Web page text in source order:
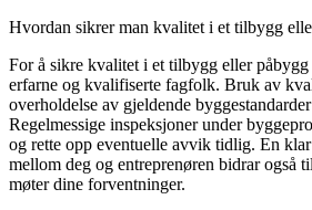
Hvordan sikrer man kvalitet i et tilbygg
For å sikre kvalitet i et tilbygg eller
erfarne og kvalifiserte fagfolk. Bruk av
overholdelse av gjeldende
Regelmessige inspeksjoner under
og rette opp eventuelle avvik tidlig. En
mellom deg og entreprenøren bidrar også
møter dine forventninger.